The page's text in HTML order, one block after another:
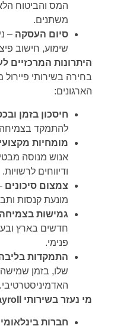
המס והביטוח
משתנים.
סיום העסקה –
שימוע, חישוב
היתרונות המרכזיים
בחירה בשירותי פיירול
הארגונים:
חיסכון בזמן
להתמקד
מומחיות
אנוש מנוסה
ודיווחים לרשויות.
צמצום סיכונים
מונעת קנסות
גמישות בצמיחה
פנימי.
התמקדות
שלו, בזמן
האדמיניסטרטיבי.
מי נעזר בשירותי
חברות